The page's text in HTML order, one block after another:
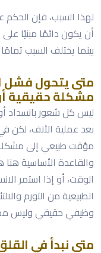
لهذا السبب، فإن
أن يكون دائمًا مبنيًا
بينما يختلف السبب
متى يتحول فشل
مشكلة حقيقية
ليس كل شعور بانسداد
بعد عملية الأنف،
مؤقت طبيعي إلى
والقاعدة الأساسية
الوقت، أو إذا استمر
الطبيعية من التورم
وظيفي حقيقي وليس
متى نبدأ في